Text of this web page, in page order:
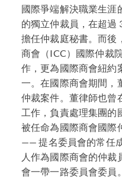
國際爭端解決職業生涯
的獨立仲裁員，在超過
擔任仲裁庭秘書。而後
商會（ICC）國際仲裁
作，更為國際商會紐約
一。在國際商會期間，
仲裁案件。董律師也曾
工作，負責處理集團的
被任命為國際商會國際
—— 提名委員會的常任
人作為國際商會的仲
會一帶一路委員會委員。